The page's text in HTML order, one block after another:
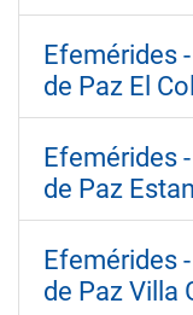
Efemérides
de Paz El
Efemérides
de Paz
Efemérides
de Paz Villa